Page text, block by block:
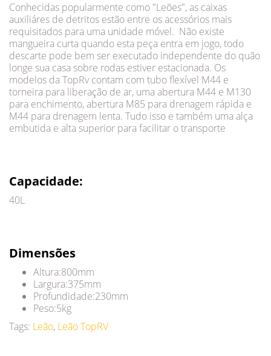
Conhecidas popularmente como "Leões", as caixas
auxiliáres de detritos estão entre os acessórios mais
requisitados para uma unidade móvel. Não existe
mangueira curta quando esta peça entra em jogo, todo
descarte pode bem ser executado independente do quão
longe sua casa sobre rodas estiver estacionada. Os
modelos da TopRv contam com tubo flexível M44 e
torneira para liberação de ar, uma abertura M44 e M130
para enchimento, abertura M85 para drenagem rápida e
M44 para drenagem lenta. Tudo isso e também uma alça
embutida e alta superior para facilitar o transporte
Capacidade:
40L
Dimensões
Altura:800mm
Largura:375mm
Profundidade:230mm
Peso:5kg
Tags: Leão, Leão TopRV